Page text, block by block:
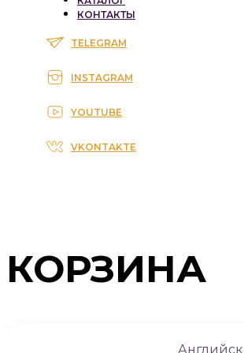
КОНТАКТЫ
TELEGRAM
INSTAGRAM
YOUTUBE
VKONTAKTE
КОРЗИНА